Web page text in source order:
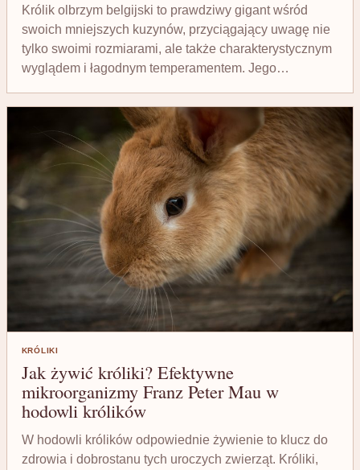
Królik olbrzym belgijski to prawdziwy gigant wśród
swoich mniejszych kuzynów, przyciągający uwagę nie
tylko swoimi rozmiarami, ale także charakterystycznym
wyglądem i łagodnym temperamentem. Jego…
KRÓLIKI
Jak żywić króliki? Efektywne
mikroorganizmy Franz Peter Mau w
hodowli królików
W hodowli królików odpowiednie żywienie to klucz do
zdrowia i dobrostanu tych uroczych zwierząt. Króliki,